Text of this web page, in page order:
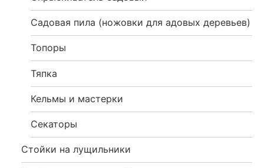
Садовая пила (ножовки для адовых деревьев)
Топоры
Тяпка
Кельмы и мастерки
Секаторы
Стойки на лущильники